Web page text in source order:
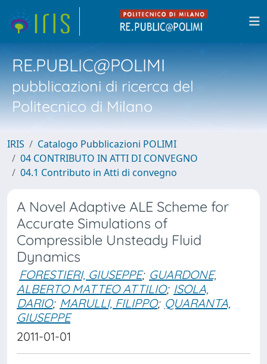
RE.PUBLIC@POLIMI
pubblicazioni di ricerca del
Politecnico di Milano
IRIS
Catalogo Pubblicazioni POLIMI
04 CONTRIBUTO IN ATTI DI CONVEGNO
04.1 Contributo in Atti di convegno
A Novel Adaptive ALE Scheme for
Accurate Simulations of
Compressible Unsteady Fluid
Dynamics
FORESTIERI, GIUSEPPE; GUARDONE,
ALBERTO MATTEO ATTILIO; ISOLA,
DARIO; MARULLI, FILIPPO; QUARANTA,
GIUSEPPE
2011-01-01